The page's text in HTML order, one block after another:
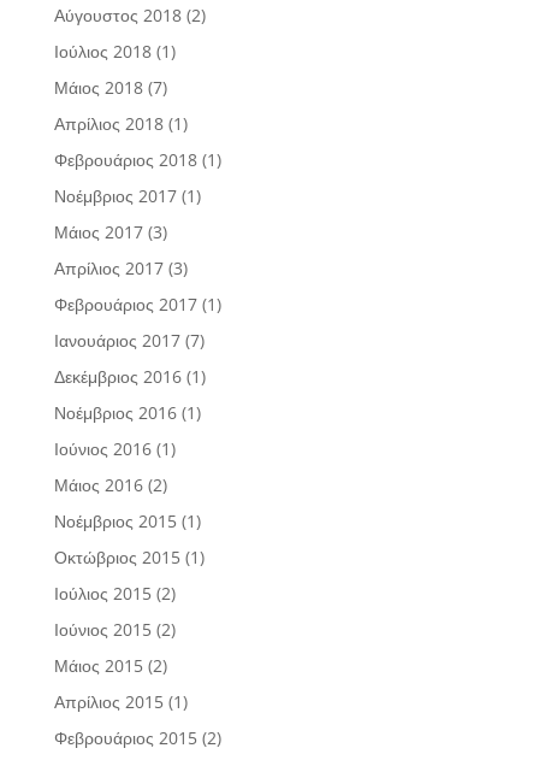
Αύγουστος 2018(2)
Ιούλιος 2018(1)
Μάιος 2018(7)
Απρίλιος 2018(1)
Φεβρουάριος 2018(1)
Νοέμβριος 2017(1)
Μάιος 2017(3)
Απρίλιος 2017(3)
Φεβρουάριος 2017(1)
Ιανουάριος 2017(7)
Δεκέμβριος 2016(1)
Νοέμβριος 2016(1)
Ιούνιος 2016(1)
Μάιος 2016(2)
Νοέμβριος 2015(1)
Οκτώβριος 2015(1)
Ιούλιος 2015(2)
Ιούνιος 2015(2)
Μάιος 2015(2)
Απρίλιος 2015(1)
Φεβρουάριος 2015(2)